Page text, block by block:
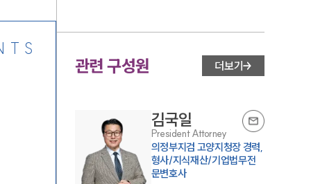
관련 구성원 더보기
김국일
President Attorney
의정부지검 고양지청장 경력,
형사/지식재산/기업법무전
문변호사